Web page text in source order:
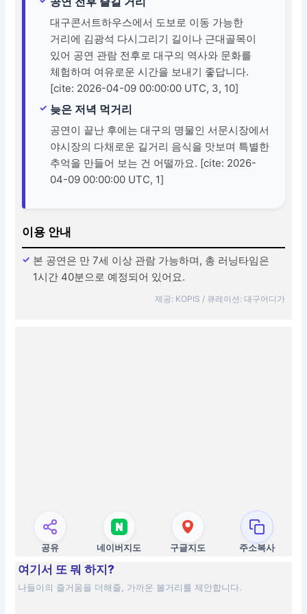
대구콘서트하우스에서 도보로 이동 가능한
거리에 김광석 다시그리기 길이나 근대골목이
있어 공연 관람 전후로 대구의 역사와 문화를
체험하며 여유로운 시간을 보내기 좋답니다.
[cite: 2026-04-09 00:00:00 UTC, 3, 10]
늦은 저녁 먹거리
공연이 끝난 후에는 대구의 명물인 서문시장에서
야시장의 다채로운 길거리 음식을 맛보며 특별한
추억을 만들어 보는 건 어떨까요. [cite: 2026-
04-09 00:00:00 UTC, 1]
이용 안내
본 공연은 만 7세 이상 관람 가능하며, 총 러닝타임은
1시간 40분으로 예정되어 있어요.
제공: KOPIS / 큐레이션: 대구어디가
공유 네이버지도 구글지도 주소복사
여기서 또 뭐 하지?
나들이의 즐거움을 더해줄, 가까운 볼거리를 제안합니다.